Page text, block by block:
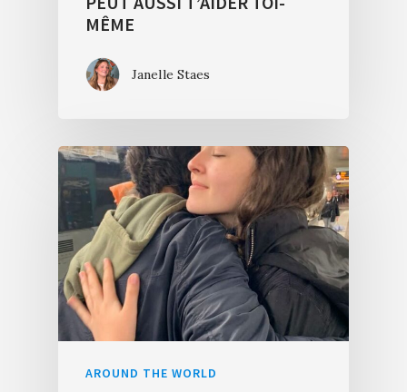
MÊME
Janelle Staes
AROUND THE WORLD